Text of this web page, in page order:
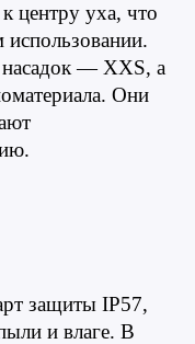
центру уха, что
— XXS, а
Они
защиты IP57,
и влаге. В